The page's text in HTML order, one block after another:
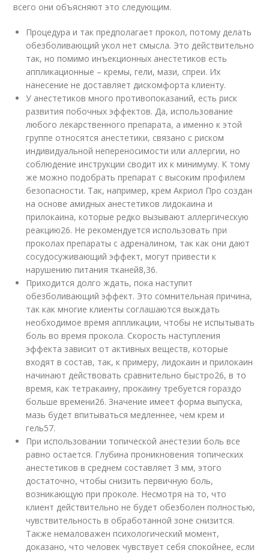
всего они объясняют это следующим.
Процедура и так предполагает прокол, потому делать
обезболивающий укол нет смысла. Это действительно
так, но помимо инъекционных анестетиков есть
аппликационные – кремы, гели, мази, спреи. Их
нанесение не доставляет дискомфорта клиенту.
У анестетиков много противопоказаний, есть риск
развития побочных эффектов. Да, использование
любого лекарственного препарата, а именно к этой
группе относятся анестетики, связано с риском
индивидуальной непереносимости или аллергии, но
соблюдение инструкции сводит их к минимуму. К тому
же можно подобрать препарат с высоким профилем
безопасности. Так, например, крем Акриол Про создан
на основе амидных анестетиков лидокаина и
прилокаина, которые редко вызывают аллергическую
реакцию26. Не рекомендуется использовать при
проколах препараты с адреналином, так как они дают
сосудосуживающий эффект, могут привести к
нарушению питания тканей8,36.
Приходится долго ждать, пока наступит
обезболивающий эффект. Это сомнительная причина,
так как многие клиенты соглашаются выждать
необходимое время аппликации, чтобы не испытывать
боль во время прокола. Скорость наступления
эффекта зависит от активных веществ, которые
входят в состав, так, к примеру, лидокаин и прилокаин
начинают действовать сравнительно быстро26, в то
время, как тетракаину, прокаину требуется гораздо
больше времени26. Значение имеет форма выпуска,
мазь будет впитываться медленнее, чем крем и
гель57.
При использовании топической анестезии боль все
равно остается. Глубина проникновения топических
анестетиков в среднем составляет 3 мм, этого
достаточно, чтобы снизить первичную боль,
возникающую при проколе. Несмотря на то, что
клиент действительно не будет обезболен полностью,
чувствительность в обработанной зоне снизится.
Также немаловажен психологический момент,
доказано, что человек чувствует себя спокойнее, если